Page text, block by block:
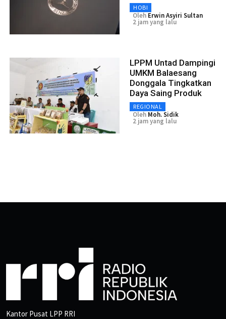
HOBI
Oleh Erwin Asyiri Sultan
2 jam yang lalu
LPPM Untad Dampingi
UMKM Balaesang
Donggala Tingkatkan
Daya Saing Produk
REGIONAL
Oleh Moh. Sidik
2 jam yang lalu
Kantor Pusat LPP RRI